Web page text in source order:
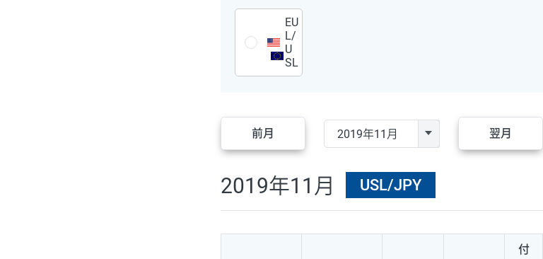
EU
L/
U
SL
前月 翌月
2019年11月 USL/JPY
付